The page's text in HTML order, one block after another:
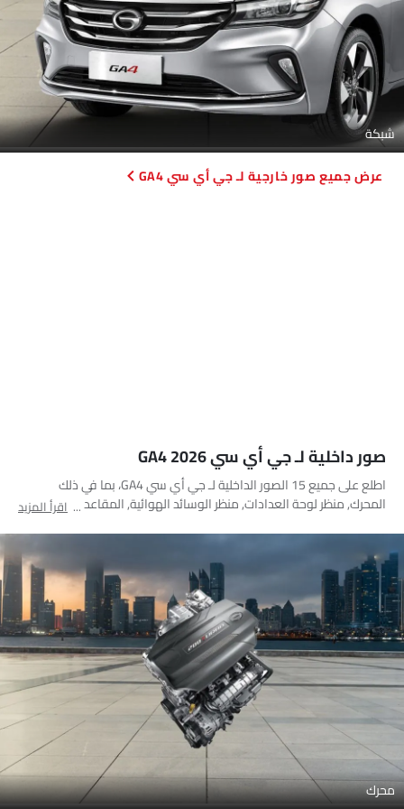
شبكة
صور خارجية لـ جي أي سي GA4
صور داخلية لـ جي أي سي GA4 2026
اطلع على جميع 15 الصور الداخلية لـ جي أي سي GA4، بما في ذلك
المحرك, منظر لوحة العدادات, منظر الوسائد الهوائية, المقاعد الخلفية,
شاشة اللمس, غير محدد, غير محدد, غير محدد, غير محدد, غير محدد, غير
محدد
اقرأ المزيد
محرك